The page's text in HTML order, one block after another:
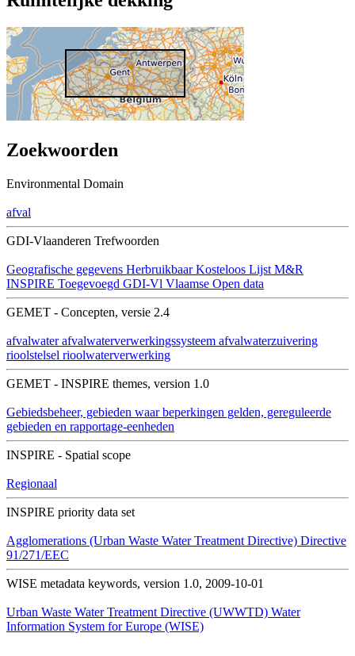
Zoekwoorden
Environmental Domain
afval
GDI-Vlaanderen Trefwoorden
Geografische gegevens Herbruikbaar Kosteloos Lijst M&R
INSPIRE Toegevoegd GDI-Vl Vlaamse Open data
GEMET - Concepten, versie 2.4
afvalwater afvalwaterverwerkingssysteem afvalwaterzuivering
rioolstelsel rioolwaterverwerking
GEMET - INSPIRE themes, version 1.0
Gebiedsbeheer, gebieden waar beperkingen gelden, gereguleerde
gebieden en rapportage-eenheden
INSPIRE - Spatial scope
Regionaal
INSPIRE priority data set
Agglomerations (Urban Waste Water Treatment Directive) Directive
91/271/EEC
WISE metadata keywords, version 1.0, 2009-10-01
Urban Waste Water Treatment Directive (UWWTD) Water
Information System for Europe (WISE)